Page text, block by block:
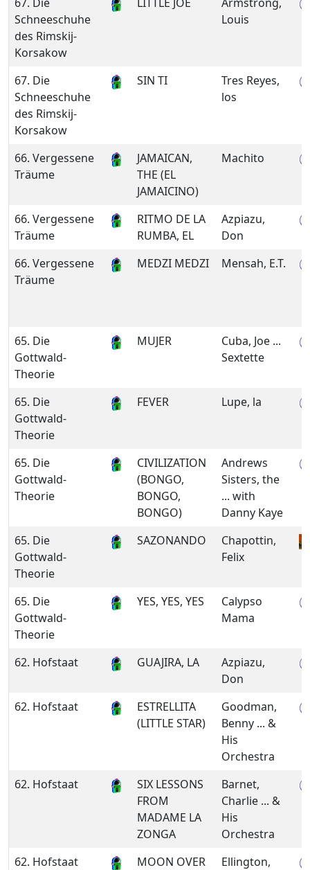
Schneeschuhe
des Rimskij-
Korsakow
Louis
67. Die
Schneeschuhe
des Rimskij-
Korsakow
SIN TI
Tres Reyes,
los
66. Vergessene
Träume
JAMAICAN,
THE (EL
JAMAICINO)
Machito
66. Vergessene
Träume
RITMO DE LA
RUMBA, EL
Azpiazu,
Don
66. Vergessene
Träume
MEDZI MEDZI Mensah, E.T.
65. Die
Gottwald-
Theorie
MUJER
Cuba, Joe ...
Sextette
65. Die
Gottwald-
Theorie
FEVER Lupe, la
65. Die
Gottwald-
Theorie
CIVILIZATION
(BONGO,
BONGO,
BONGO)
Andrews
Sisters, the
... with
Danny Kaye
65. Die
Gottwald-
Theorie
SAZONANDO
Chapottin,
Felix
65. Die
Gottwald-
Theorie
YES, YES, YES
Calypso
Mama
62. Hofstaat GUAJIRA, LA
Azpiazu,
Don
62. Hofstaat
ESTRELLITA
(LITTLE STAR)
Goodman,
Benny ... &
His
Orchestra
62. Hofstaat
SIX LESSONS
FROM
MADAME LA
ZONGA
Barnet,
Charlie ... &
His
Orchestra
62. Hofstaat
MOON OVER
Ellington,